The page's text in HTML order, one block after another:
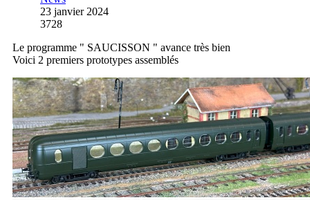
23 janvier 2024
3728
Le programme " SAUCISSON " avance très bien
Voici 2 premiers prototypes assemblés